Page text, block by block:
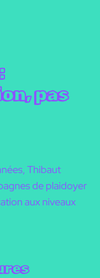
pas
Thibaut
de plaidoyer
aux niveaux